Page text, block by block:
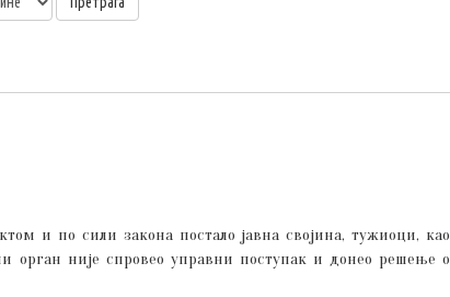
и по сили закона постало јавна својина, тужиоци, као
орган није спровео управни поступак и донео решење о